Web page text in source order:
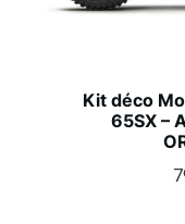
Kit déco
65SX –